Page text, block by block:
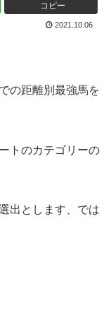
コピー
2021.10.06
の距離別最強馬を
トのカテゴリーの
出とします、では